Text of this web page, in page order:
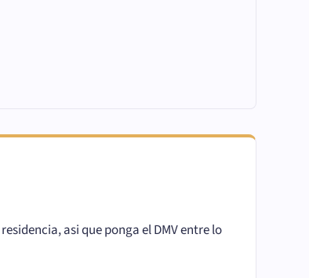
asi que ponga el DMV entre lo